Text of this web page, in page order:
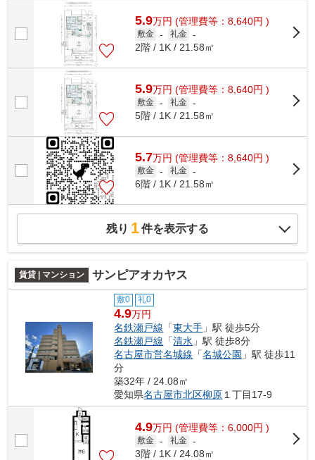
5.9万円 (管理費等：8,640円 )
敷金 - 礼金 -
2階 / 1K / 21.58㎡
5.9万円 (管理費等：8,640円 )
敷金 - 礼金 -
5階 / 1K / 21.58㎡
5.7万円 (管理費等：8,640円 )
敷金 - 礼金 -
6階 / 1K / 21.58㎡
残り 1件を表示する
賃貸 | マンション サンピアオカヤス
敷0 礼0
4.9万円
名鉄瀬戸線 「東大手 」駅 徒歩5分
名鉄瀬戸線 「清水 」駅 徒歩8分
名古屋市営名城線 「名城公園 」駅 徒歩11
分
築32年 / 24.08㎡
愛知県名古屋市北区柳原 １丁目17-9
4.9万円 (管理費等：6,000円 )
敷金 - 礼金 -
3階 / 1K / 24.08㎡